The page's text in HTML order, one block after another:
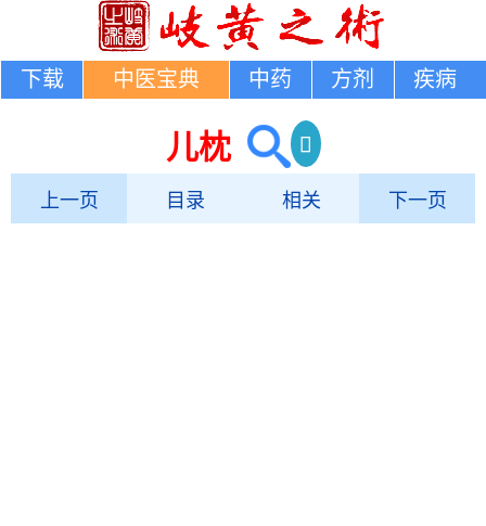
下载 中医宝典 中药 方剂 疾病
儿枕
上一页 目录 相关 下一页